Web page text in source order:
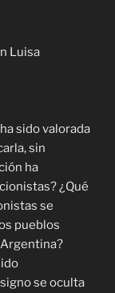
Luisa
sido valorada
sin
ha
¿Qué
se
pueblos
se oculta